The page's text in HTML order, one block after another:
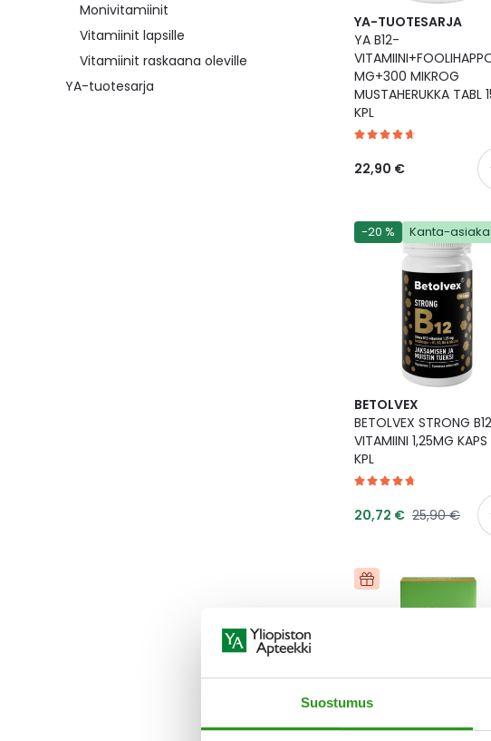
Suostumus
Monivitamiinit
Vitamiinit lapsille
Vitamiinit raskaana oleville
YA-tuotesarja
YA-TUOTESARJA
YA B12-
MG+300 MIKROG
MUSTAHERUKKA TABL
KPL
22,90 €
-20 % Kanta-
BETOLVEX
BETOLVEX STRONG
VITAMIINI 1,25MG
KPL
Tarjoushinta
20,72 € 25,90 €